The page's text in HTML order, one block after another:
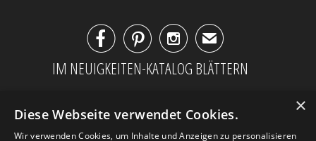
✉
IM NEUIGKEITEN-KATALOG BLÄTTERN
×
Diese Webseite verwendet Cookies.
Wir verwenden Cookies, um Inhalte und Anzeigen zu personalisieren